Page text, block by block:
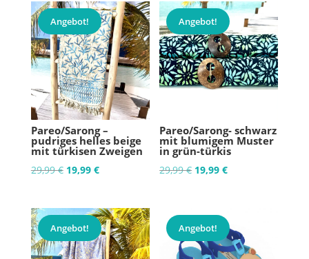
Angebot!
Pareo/Sarong –
pudriges helles beige
mit türkisen Zweigen
29,99€ Ursprünglicher
war:
29,99 €
19,99 €Aktueller
ist:
19,99 €.
Angebot!
Pareo/Sarong- schwarz
mit blumigem Muster
in grün-türkis
29,99€ Ursprünglicher
29,99 €
19,99€Aktueller
19,99 €.
Angebot! Angebot!